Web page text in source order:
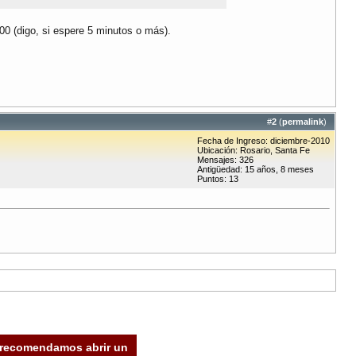
(digo, si espere 5 minutos o más).
#2 (permalink)
Fecha de Ingreso: diciembre-2010
Ubicación: Rosario, Santa Fe
Mensajes: 326
Antigüedad: 15 años, 8 meses
Puntos: 13
abrir un